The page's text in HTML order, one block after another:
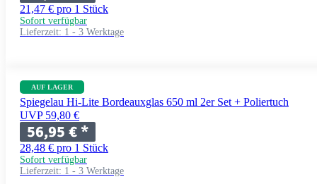
21,47 € pro 1 Stück
Sofort verfügbar
Lieferzeit: 1 - 3 Werktage
AUF LAGER
Spiegelau Hi-Lite Bordeauxglas 650 ml 2er Set + Poliertuch
UVP 59,80 €
56,95 € *
28,48 € pro 1 Stück
Sofort verfügbar
Lieferzeit: 1 - 3 Werktage